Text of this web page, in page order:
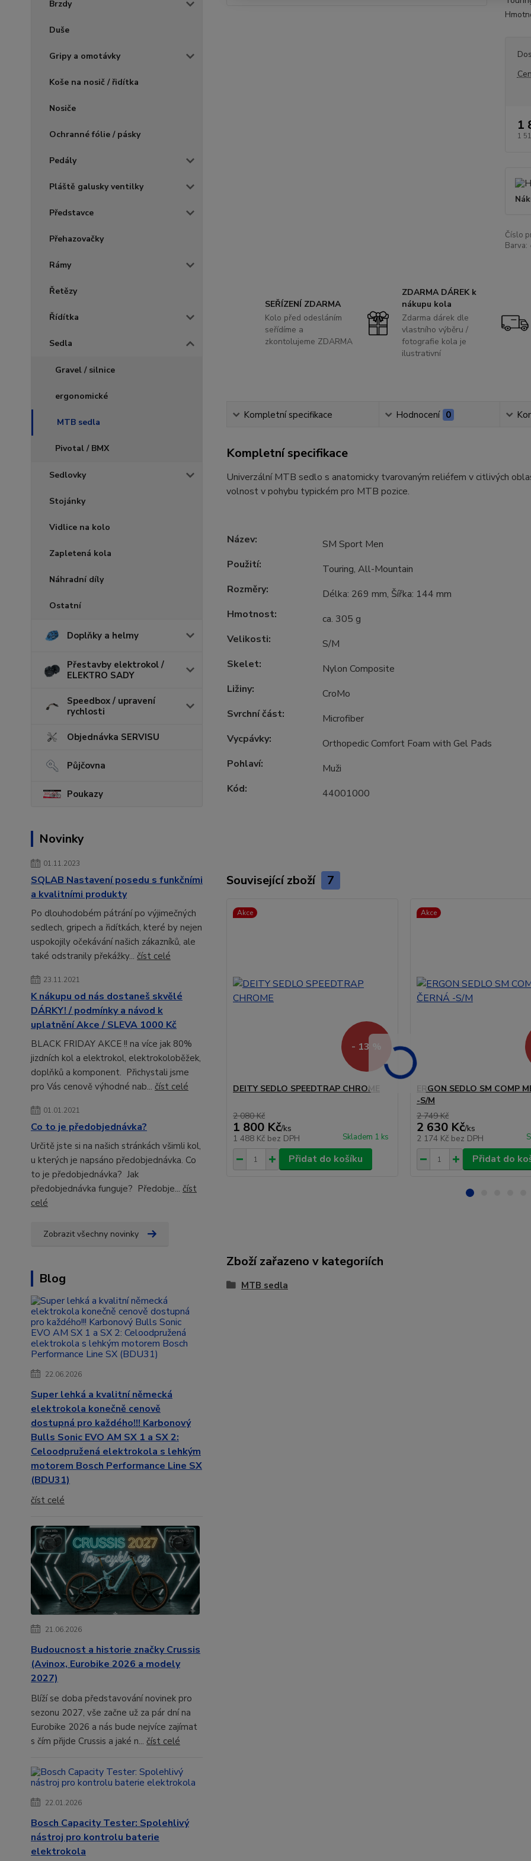
Brzdy
Duše
Gripy a omotávky
Koše na nosič / řidítka
Nosiče
Ochranné fólie / pásky
Pedály
Pláště galusky ventilky
Představce
Přehazovačky
Rámy
Řetězy
Řídítka
Sedla
Gravel / silnice
ergonomické
MTB sedla
Pivotal / BMX
Sedlovky
Stojánky
Vidlice na kolo
Zapletená kola
Náhradní díly
Ostatní
Doplňky a helmy
Přestavby elektrokol /
ELEKTRO SADY
Speedbox / upravení
rychlosti
Objednávka SERVISU
Půjčovna
Poukazy
Novinky
01.11.2023
SQLAB Nastavení posedu s funkčními
a kvalitními produkty
Po dlouhodobém pátrání po výjimečných
sedlech, gripech a řidítkách, které by nejen
uspokojily očekávání našich zákazníků, ale
také odstranily překážky... číst celé
23.11.2021
K nákupu od nás dostaneš skvělé
DÁRKY! / podmínky a návod k
uplatnění Akce / SLEVA 1000 Kč
BLACK FRIDAY AKCE !! na více jak 80%
jizdních kol a elektrokol, elektrokoloběžek,
doplňků a komponent. Přichystali jsme
pro Vás cenově výhodné nab... číst celé
01.01.2021
Co to je předobjednávka?
Určitě jste si na našich stránkách všimli kol,
u kterých je napsáno předobjednávka. Co
to je předobjednávka? Jak
předobjednávka funguje? Předobje... číst
celé
Zobrazit všechny novinky
Blog
22.06.2026
Super lehká a kvalitní německá
elektrokola konečně cenově
dostupná pro každého!!! Karbonový
Bulls Sonic EVO AM SX 1 a SX 2:
Celoodpružená elektrokola s lehkým
motorem Bosch Performance Line SX
(BDU31)
číst celé
21.06.2026
Budoucnost a historie značky Crussis
(Avinox, Eurobike 2026 a modely
2027)
Blíží se doba představování novinek pro
sezonu 2027, vše začne už za pár dní na
Eurobike 2026 a nás bude nejvíce zajímat
s čím přijde Crussis a jaké n... číst celé
22.01.2026
Bosch Capacity Tester: Spolehlivý
nástroj pro kontrolu baterie
elektrokola
1
1
Číslo
Barva:
SEŘÍZENÍ ZDARMA
Kolo před odesláním
seřídíme a
zkontolujeme ZDARMA
ZDARMA DÁREK k
nákupu kola
Zdarma dárek dle
vlastního výběru /
fotografie kola je
ilustrativní
Kompletní specifikace Hodnocení 0
Kompletní specifikace
Univerzální MTB sedlo s anatomicky tvarovaným reliéfem v citlivých
volnost v pohybu typickém pro MTB pozice.
Název:
SM Sport Men
Použití:
Touring, All-Mountain
Rozměry:
Délka: 269 mm, Šířka: 144 mm
Hmotnost:
ca. 305 g
Velikosti:
S/M
Skelet:
Nylon Composite
Ližiny:
CroMo
Svrchní část:
Microfiber
Vycpávky:
Orthopedic Comfort Foam with Gel Pads
Pohlaví:
Muži
Kód:
44001000
Související zboží 7
Akce
- 13 %
DEITY SEDLO SPEEDTRAP CHROME
2 080 Kč
1 800 Kč/ks
1 488 Kč bez DPH Skladem 1 ks
Přidat do košíku
Akce
ERGON SEDLO SM COMP
-S/M
2 749 Kč
2 630 Kč/ks
2 174 Kč bez DPH
Přidat do
Zboží zařazeno v kategoriích
MTB sedla